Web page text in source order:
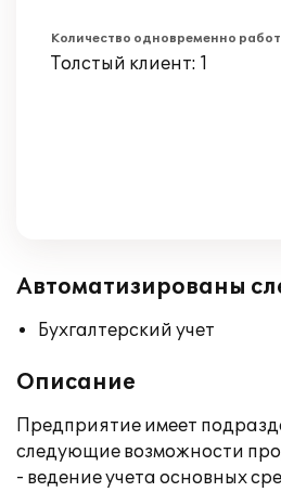
Количество одновременно
Толстый клиент: 1
Автоматизированы
Бухгалтерский учет
Описание
Предприятие имеет
следующие возможности
- ведение учета основных